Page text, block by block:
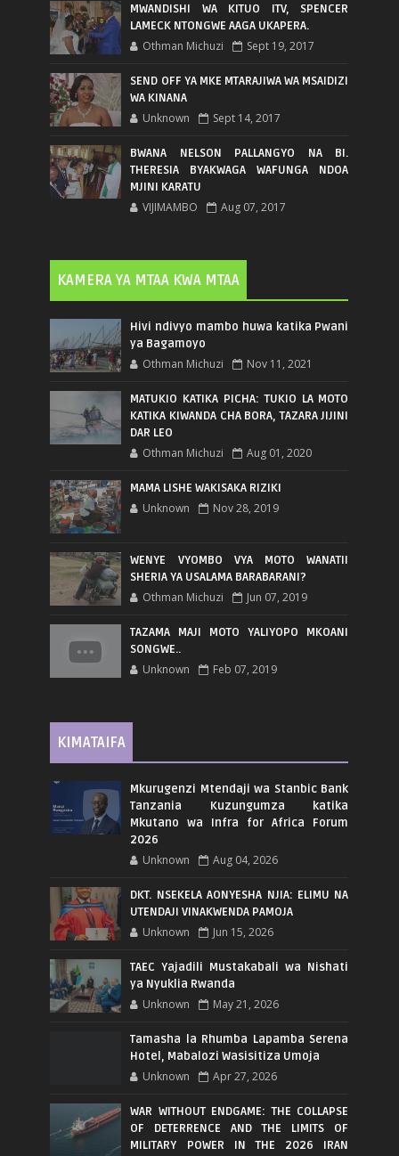
MWANDISHI WA KITUO ITV, SPENCER
LAMECK NTONGWE AAGA UKAPERA.
Othman Michuzi Sept 19, 2017
SEND OFF YA MKE MTARAJIWA WA MSAIDIZI
WA KINANA
Unknown Sept 14, 2017
BWANA NELSON PALLANGYO NA BI.
THERESIA BYAKWAGA WAFUNGA NDOA
MJINI KARATU
VIJIMAMBO Aug 07, 2017
KAMERA YA MTAA KWA MTAA
Hivi ndivyo mambo huwa katika Pwani
ya Bagamoyo
Othman Michuzi Nov 11, 2021
MATUKIO KATIKA PICHA: TUKIO LA MOTO
KATIKA KIWANDA CHA BORA, TAZARA JIJINI
DAR LEO
Othman Michuzi Aug 01, 2020
MAMA LISHE WAKISAKA RIZIKI
Unknown Nov 28, 2019
WENYE VYOMBO VYA MOTO WANATII
SHERIA YA USALAMA BARABARANI?
Othman Michuzi Jun 07, 2019
TAZAMA MAJI MOTO YALIYOPO MKOANI
SONGWE..
Unknown Feb 07, 2019
KIMATAIFA
Mkurugenzi Mtendaji wa Stanbic Bank
Tanzania Kuzungumza katika
Mkutano wa Infra for Africa Forum
2026
Unknown Aug 04, 2026
DKT. NSEKELA AONYESHA NJIA: ELIMU NA
UTENDAJI VINAKWENDA PAMOJA
Unknown Jun 15, 2026
TAEC Yajadili Mustakabali wa Nishati
ya Nyuklia Rwanda
Unknown May 21, 2026
Tamasha la Rhumba Lapamba Serena
Hotel, Mabalozi Wasisitiza Umoja
Unknown Apr 27, 2026
WAR WITHOUT ENDGAME: THE COLLAPSE
OF DETERRENCE AND THE LIMITS OF
MILITARY POWER IN THE 2026 IRAN